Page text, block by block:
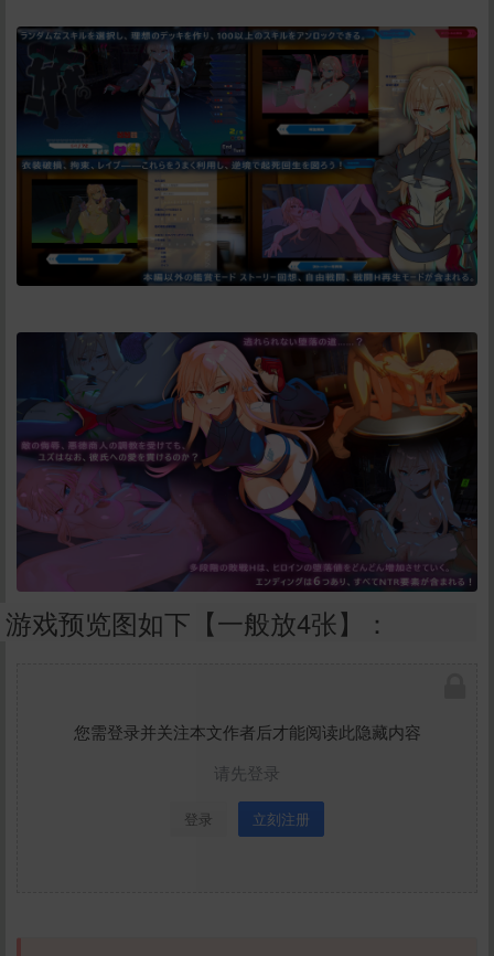
游戏预览图如下【一般放4张】：
您需登录并关注本文作者后才能阅读此隐藏内容
请先登录
登录 立刻注册